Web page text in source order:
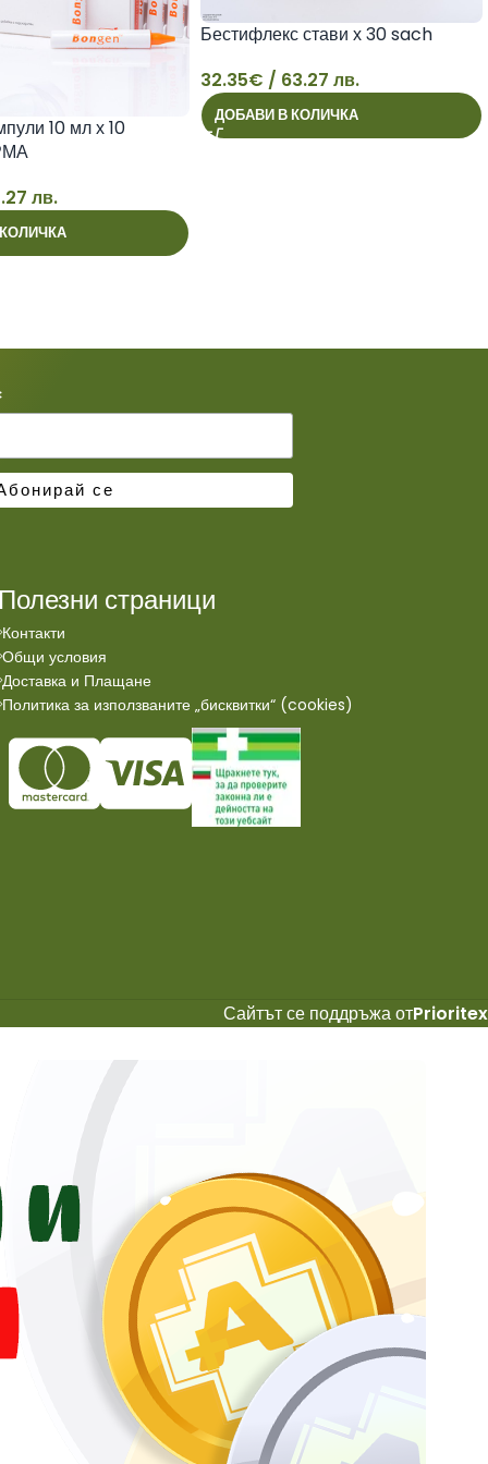
10 мл х 10
лв.
32
Бестифлекс стави х 30 sach
32.35€ / 63.27 лв.
ДОБАВИ В КОЛИЧКА
страници
Контакти
Общи условия
Доставка и Плащане
Политика за използваните „бисквитки“ (cookies)
Сайтът се поддръжа отPrioritex